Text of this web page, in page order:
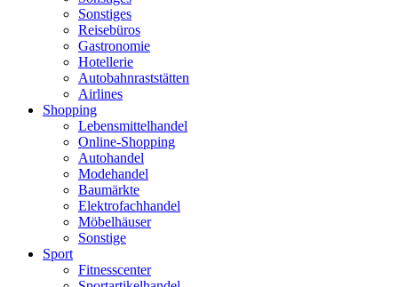
Sonstiges
Reisebüros
Gastronomie
Hotellerie
Autobahnraststätten
Airlines
Shopping
Lebensmittelhandel
Online-Shopping
Autohandel
Modehandel
Baumärkte
Elektrofachhandel
Möbelhäuser
Sonstige
Sport
Fitnesscenter